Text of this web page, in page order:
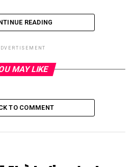
bois READING
MAY LIKE
TO COMMENT